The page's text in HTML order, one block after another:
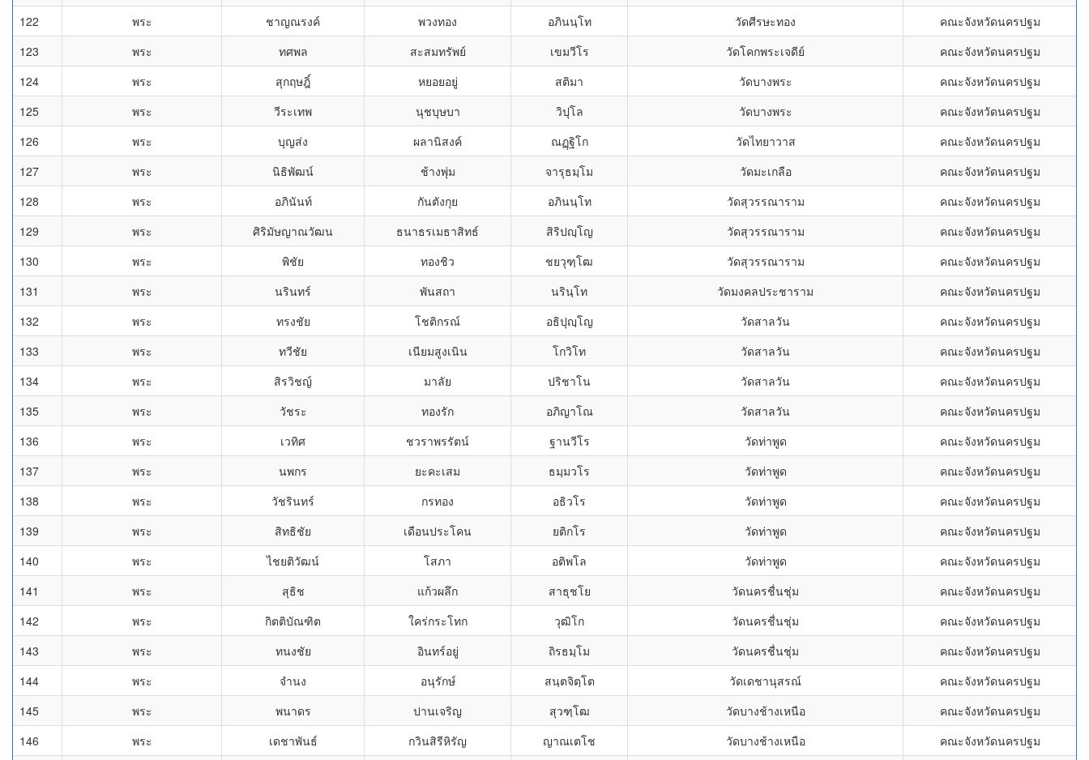
122
พระ ชาญณรงค์ พวงทอง อภินนฺโท วัดศีรษะทอง
คณะจังหวัดนครปฐม
123
พระ ทศพล สะสมทรัพย์ เขมวีโร วัดโคกพระเจดีย์
คณะจังหวัดนครปฐม
124
พระ สุกฤษฎิ์ หยอยอยู่ สติมา วัดบางพระ
คณะจังหวัดนครปฐม
125
พระ วีระเทพ นุชบุษบา วิปุโล วัดบางพระ
คณะจังหวัดนครปฐม
126
พระ บุญส่ง ผลานิสงค์ ณฏฺฐิโก วัดไทยาวาส
คณะจังหวัดนครปฐม
127
พระ นิธิพัฒน์ ช้างพุ่ม จารุธมฺโม วัดมะเกลือ
คณะจังหวัดนครปฐม
128
พระ อภินันท์ กันตังกุย อภินนฺโท วัดสุวรรณาราม
คณะจังหวัดนครปฐม
129
พระ ศิริมัษญาณวัฒน ธนาธรเมธาสิทธ์ สิริปญฺโญ วัดสุวรรณาราม
คณะจังหวัดนครปฐม
130
พระ พิชัย ทองชิว ชยวุฑฺโฒ วัดสุวรรณาราม
คณะจังหวัดนครปฐม
131
พระ นรินทร์ พันสถา นรินฺโท วัดมงคลประชาราม
คณะจังหวัดนครปฐม
132
พระ ทรงชัย โชติกรณ์ อธิปุญฺโญ วัดสาลวัน
คณะจังหวัดนครปฐม
133
พระ ทวีชัย เนียมสูงเนิน โกวิโท วัดสาลวัน
คณะจังหวัดนครปฐม
134
พระ สิรวิชญ์ มาลัย ปริชาโน วัดสาลวัน
คณะจังหวัดนครปฐม
135
พระ วัชระ ทองรัก อภิญาโณ วัดสาลวัน
คณะจังหวัดนครปฐม
136
พระ เวทิศ ชวราพรรัตน์ ฐานวีโร วัดท่าพูด
คณะจังหวัดนครปฐม
137
พระ นพกร ยะคะเสม ธมฺมวโร วัดท่าพูด
คณะจังหวัดนครปฐม
138
พระ วัชรินทร์ กรทอง อธิวโร วัดท่าพูด
คณะจังหวัดนครปฐม
139
พระ สิทธิชัย เดือนประโคน ยติกโร วัดท่าพูด
คณะจังหวัดนครปฐม
140
พระ ไชยติวัฒน์ โสภา อติพโล วัดท่าพูด
คณะจังหวัดนครปฐม
141
พระ สุธิช แก้วผลึก สาธุชโย วัดนครชื่นชุ่ม
คณะจังหวัดนครปฐม
142
พระ กิตติบัณฑิต ใคร่กระโทก วุฒิโก วัดนครชื่นชุ่ม
คณะจังหวัดนครปฐม
143
พระ ทนงชัย อินทร์อยู่ ถิรธมฺโม วัดนครชื่นชุ่ม
คณะจังหวัดนครปฐม
144
พระ จำนง อนุรักษ์ สนฺตจิตฺโต วัดเดชานุสรณ์
คณะจังหวัดนครปฐม
145
พระ พนาดร ปานเจริญ สุวฑฺโฒ วัดบางช้างเหนือ
คณะจังหวัดนครปฐม
146
พระ เดชาพันธ์ กวินสิรีหิรัญ ญาณเตโช วัดบางช้างเหนือ คณะจังหวัดนครปฐม